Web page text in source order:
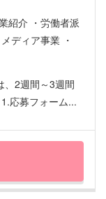
紹介 ・労働者派
ディア事業 ・
2週間～3週間
応募フォーム...